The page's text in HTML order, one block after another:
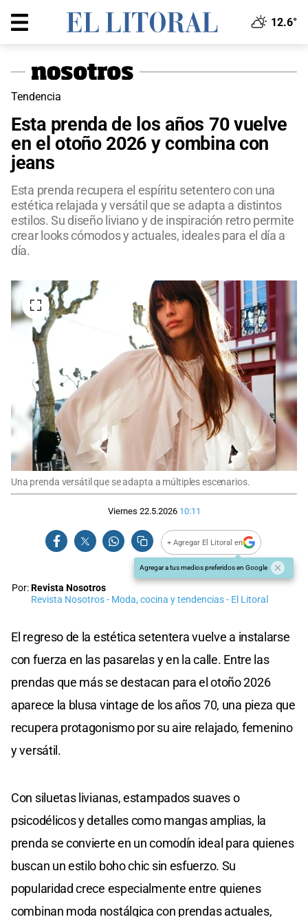
12.6°
Tendencia
Esta prenda de los años 70 vuelve
en el otoño 2026 y combina con
jeans
Esta prenda recupera el espíritu setentero con una
estética relajada y versátil que se adapta a distintos
estilos. Su diseño liviano y de inspiración retro permite
crear looks cómodos y actuales, ideales para el día a
día.
Una prenda versátil que se adapta a múltiples escenarios.
Viernes 22.5.2026 10:11
+ Agregar El Litoral en
Agregar a tus medios preferidos en Google
Por:Revista Nosotros
Revista Nosotros - Moda, cocina y tendencias - El Litoral
El regreso de la estética setentera vuelve a instalarse
con fuerza en las pasarelas y en la calle. Entre las
prendas que más se destacan para el otoño 2026
aparece la blusa vintage de los años 70, una pieza que
recupera protagonismo por su aire relajado, femenino
y versátil.
Con siluetas livianas, estampados suaves o
psicodélicos y detalles como mangas amplias, la
prenda se convierte en un comodín ideal para quienes
buscan un estilo boho chic sin esfuerzo. Su
popularidad crece especialmente entre quienes
combinan moda nostálgica con prendas actuales,